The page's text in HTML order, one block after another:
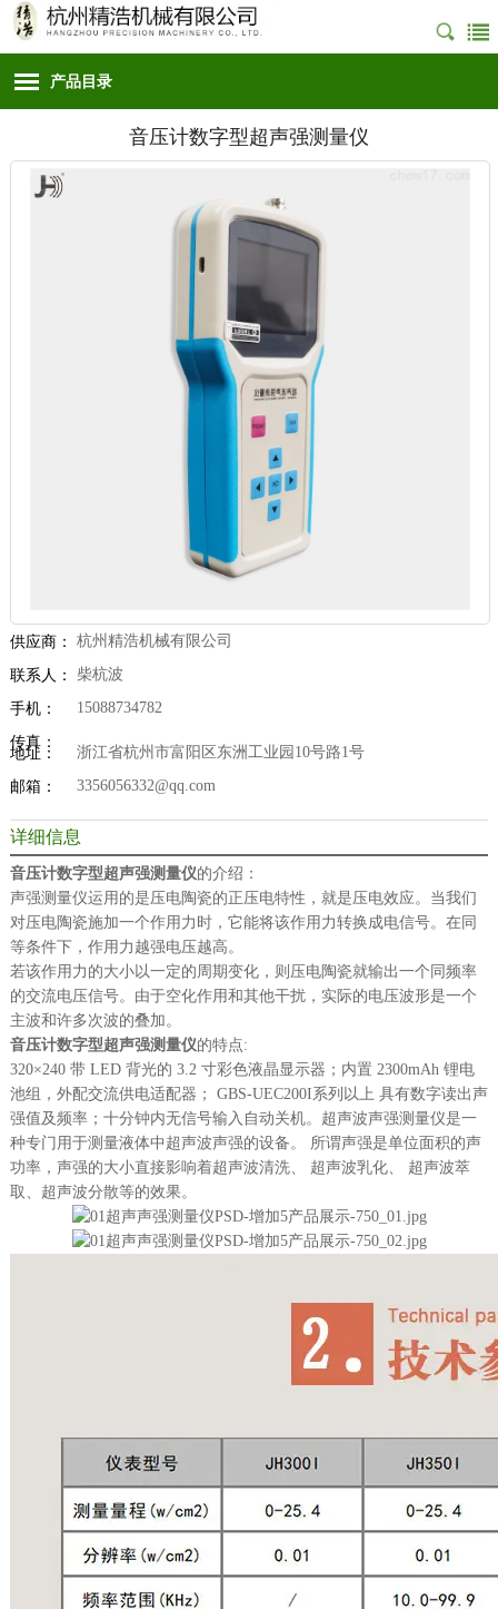
产品目录
音压计数字型超声强测量仪
供应商： 杭州精浩机械有限公司
联系人： 柴杭波
手机： 15088734782
传真：
地址： 浙江省杭州市富阳区东洲工业园10号路1号
邮箱： 3356056332@qq.com
详细信息
音压计数字型超声强测量仪的介绍：
声强测量仪运用的是压电陶瓷的正压电特性，就是压电效应。当我们
对压电陶瓷施加一个作用力时，它能将该作用力转换成电信号。在同
等条件下，作用力越强电压越高。
若该作用力的大小以一定的周期变化，则压电陶瓷就输出一个同频率
的交流电压信号。由于空化作用和其他干扰，实际的电压波形是一个
主波和许多次波的叠加。
音压计数字型超声强测量仪的特点:
320×240 带 LED 背光的 3.2 寸彩色液晶显示器； 内置 2300mAh 锂电
池组，外配交流供电适配器；
GBS-UEC200I系列以上 具有数字读出声
强值及频率； 十分钟内无信号输入自动关机。 超声波声强测量仪是一
种专门用于测量液体中超声波声强的设备。 所谓声强是单位面积的声
功率，声强的大小直接影响着超声波清洗、 超声波乳化、 超声波萃
取、超声波分散等的效果。